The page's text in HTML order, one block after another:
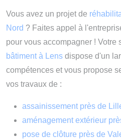
Vous avez un projet de
Nord ? Faites appel à
pour vous accompagner ! Votre
bâtiment à Lens dispose d'un
compétences et vous propose
vos travaux de :
assainissement près de
aménagement extérieur
pose de clôture près de